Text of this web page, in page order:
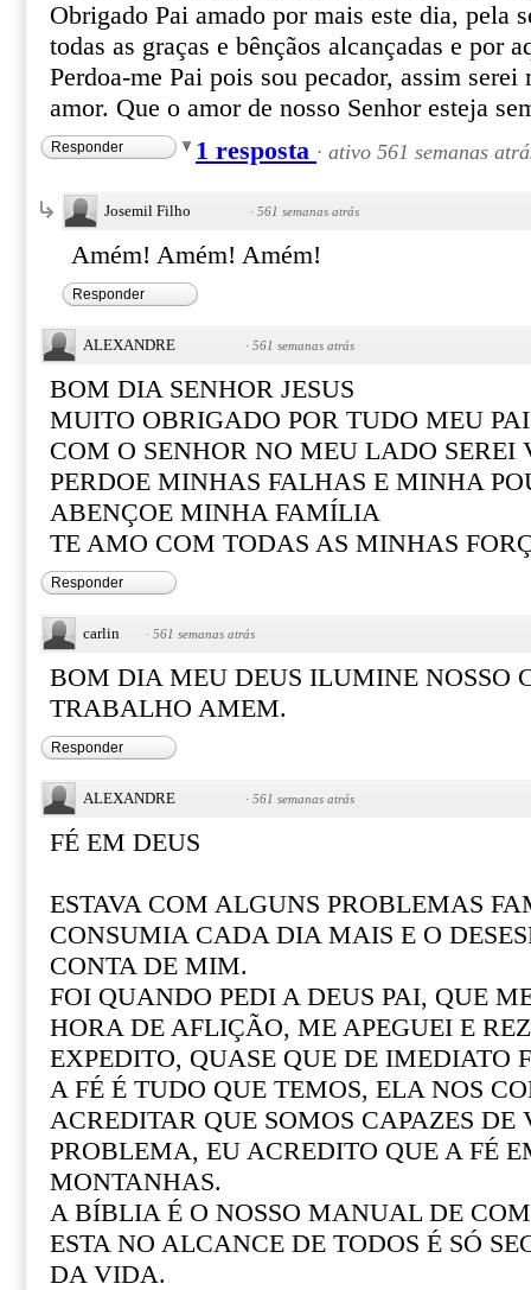
Obrigado Pai amado por mais este dia, pela
todas as graças e bênçãos alcançadas e por
Perdoa-me Pai pois sou pecador, assim serei
amor. Que o amor de nosso Senhor esteja
Responder 1 resposta · ativo 561 semanas
Josemil Filho · 561 semanas atrás
Amém! Amém! Amém!
Responder
ALEXANDRE · 561 semanas atrás
BOM DIA SENHOR JESUS
MUITO OBRIGADO POR TUDO MEU PAI
COM O SENHOR NO MEU LADO SEREI
PERDOE MINHAS FALHAS E MINHA
ABENÇOE MINHA FAMÍLIA
TE AMO COM TODAS AS MINHAS
Responder
carlin · 561 semanas atrás
BOM DIA MEU DEUS ILUMINE NOSSO
TRABALHO AMEM.
Responder
ALEXANDRE · 561 semanas atrás
FÉ EM DEUS
ESTAVA COM ALGUNS PROBLEMAS
CONSUMIA CADA DIA MAIS E O
CONTA DE MIM.
FOI QUANDO PEDI A DEUS PAI, QUE
HORA DE AFLIÇÃO, ME APEGUEI E
EXPEDITO, QUASE QUE DE IMEDIATO
A FÉ É TUDO QUE TEMOS, ELA NOS
ACREDITAR QUE SOMOS CAPAZES DE
PROBLEMA, EU ACREDITO QUE A FÉ
MONTANHAS.
A BÍBLIA É O NOSSO MANUAL DE
ESTA NO ALCANCE DE TODOS É SÓ
DA VIDA.